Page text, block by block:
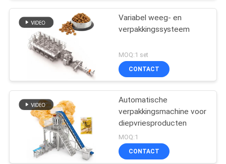
Variabel weeg- en
verpakkingssysteem
MOQ:1 set
CONTACT
Automatische
verpakkingsmachine voor
diepvriesproducten
MOQ:1
CONTACT